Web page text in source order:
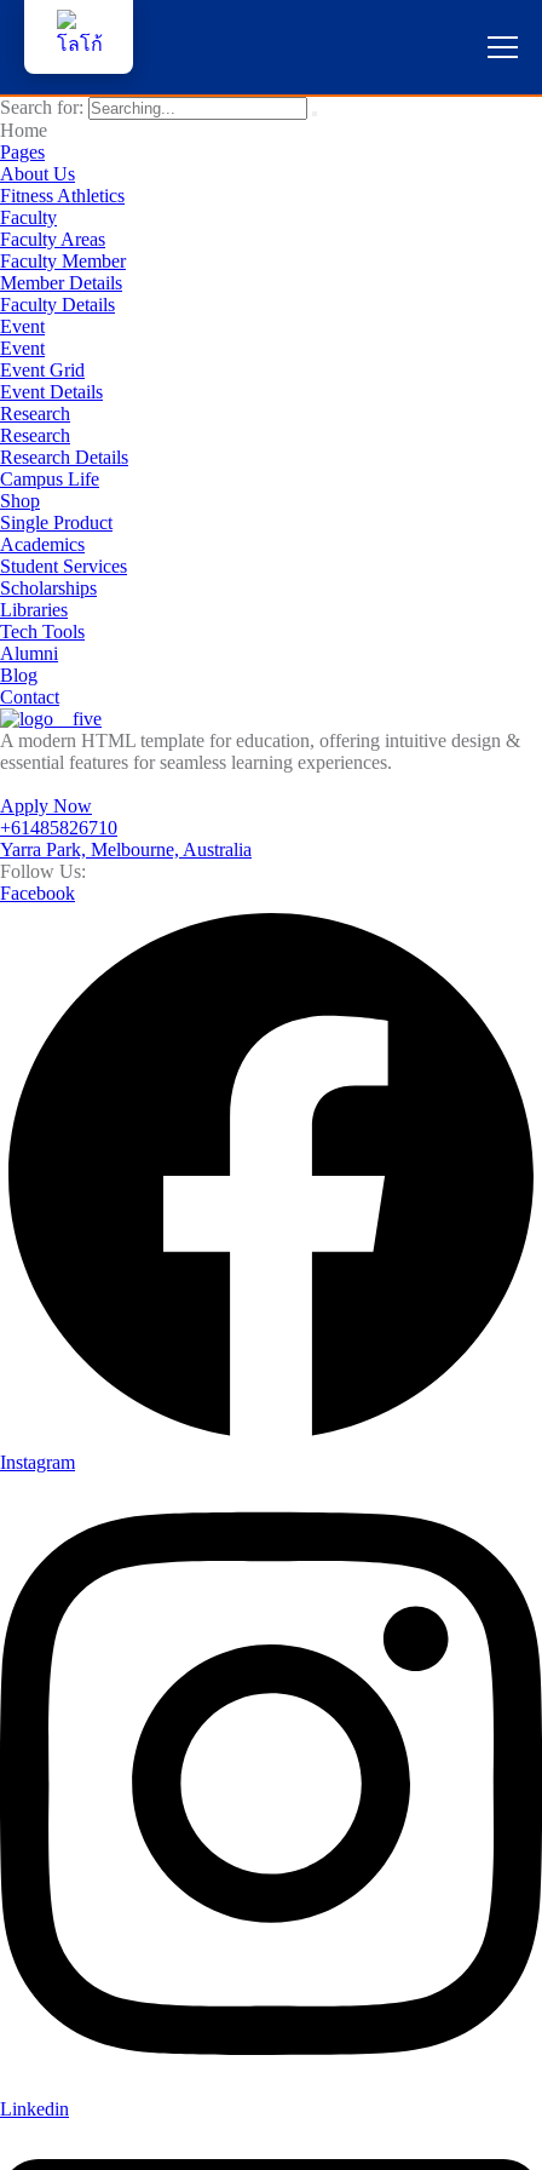
Search for:
Home
Pages
About Us
Fitness Athletics
Faculty
Faculty Areas
Faculty Member
Member Details
Faculty Details
Event
Event
Event Grid
Event Details
Research
Research
Research Details
Campus Life
Shop
Single Product
Academics
Student Services
Scholarships
Libraries
Tech Tools
Alumni
Blog
Contact
A modern HTML template for education, offering intuitive design &
essential features for seamless learning experiences.
Apply Now
+61485826710
Yarra Park, Melbourne, Australia
Follow Us:
Facebook
Instagram
Linkedin
หน้าแรก
ผู้สนใจสมัครเรียน
บริการนักศึกษา
คณาจารย์และบุคลากร
บุคคลทั่วไป
ภาษาไทย 🇹🇭